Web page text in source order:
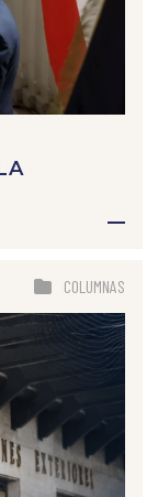
COLUMNAS